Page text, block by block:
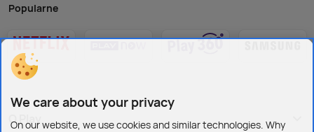
Popularne
O Play
We care about your privacy
On our website, we use cookies and similar technologies. Why